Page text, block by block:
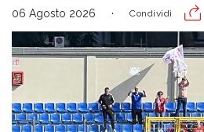
06 Agosto 2026 Condividi